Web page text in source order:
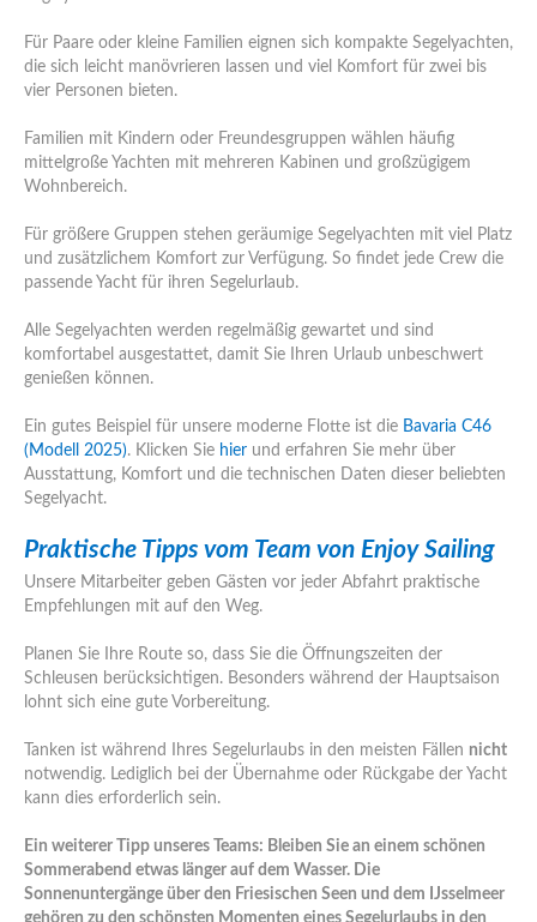
Für Paare oder kleine Familien eignen sich kompakte Segelyachten,
die sich leicht manövrieren lassen und viel Komfort für zwei bis
vier Personen bieten.
Familien mit Kindern oder Freundesgruppen wählen häufig
mittelgroße Yachten mit mehreren Kabinen und großzügigem
Wohnbereich.
Für größere Gruppen stehen geräumige Segelyachten mit viel Platz
und zusätzlichem Komfort zur Verfügung. So findet jede Crew die
passende Yacht für ihren Segelurlaub.
Alle Segelyachten werden regelmäßig gewartet und sind
komfortabel ausgestattet, damit Sie Ihren Urlaub unbeschwert
genießen können.
Ein gutes Beispiel für unsere moderne Flotte ist die Bavaria C46
(Modell 2025). Klicken Sie hier und erfahren Sie mehr über
Ausstattung, Komfort und die technischen Daten dieser beliebten
Segelyacht.
Praktische Tipps vom Team von Enjoy Sailing
Unsere Mitarbeiter geben Gästen vor jeder Abfahrt praktische
Empfehlungen mit auf den Weg.
Planen Sie Ihre Route so, dass Sie die Öffnungszeiten der
Schleusen berücksichtigen. Besonders während der Hauptsaison
lohnt sich eine gute Vorbereitung.
Tanken ist während Ihres Segelurlaubs in den meisten Fällen nicht
notwendig. Lediglich bei der Übernahme oder Rückgabe der Yacht
kann dies erforderlich sein.
Ein weiterer Tipp unseres Teams: Bleiben Sie an einem schönen
Sommerabend etwas länger auf dem Wasser. Die
Sonnenuntergänge über den Friesischen Seen und dem IJsselmeer